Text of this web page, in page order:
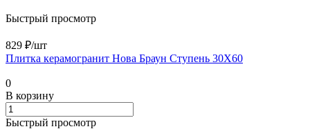
Быстрый просмотр
829 ₽/шт
Плитка керамогранит Нова Браун Ступень 30X60
0
В корзину
Быстрый просмотр